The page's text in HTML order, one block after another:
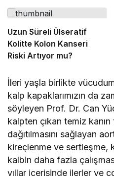
Uzun Süreli Ülseratif
Kolitte Kolon Kanseri
Riski Artıyor mu?
İleri yaşla birlikte
kalp kapaklarımızın da
söyleyen Prof. Dr. Can
kalpten çıkan temiz
dağıtılmasını sağlayan
kireçlenme ve sertleşme,
kalbin daha fazla
yıllar içerisinde ilerler ve